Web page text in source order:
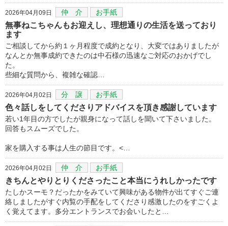
2026年04月09日 仲 介 お手紙
無事ねこちゃんもお迎えし、理想通りの生活を送っており
ます
ご相談してから約１ヶ月程度で成約となり、大変ではありましたが
なんとか無事成約できたのは中石様の迅速なご対応のおかげでし
た。
些細な質問から、複雑な確認…
2026年04月02日 分 譲 お手紙
色々話しをしてくださりアドバイスを頂き感謝しています
若い1年目の方でしたが親身になって話しを聞いて下さいました。
回答もスムーズでした。
家を購入する事は人生の節目です。<…
2026年04月02日 仲 介 お手紙
きちんとやりとりくださったこと本当にうれしかったです
たしかスーモ？だったかをみていて興味がある物件が出てすぐご連
絡しましたがすぐ内覧の手配をしてくださり感激したのをすごくよ
く覚えてます。多分エントランスでお会いしたと…